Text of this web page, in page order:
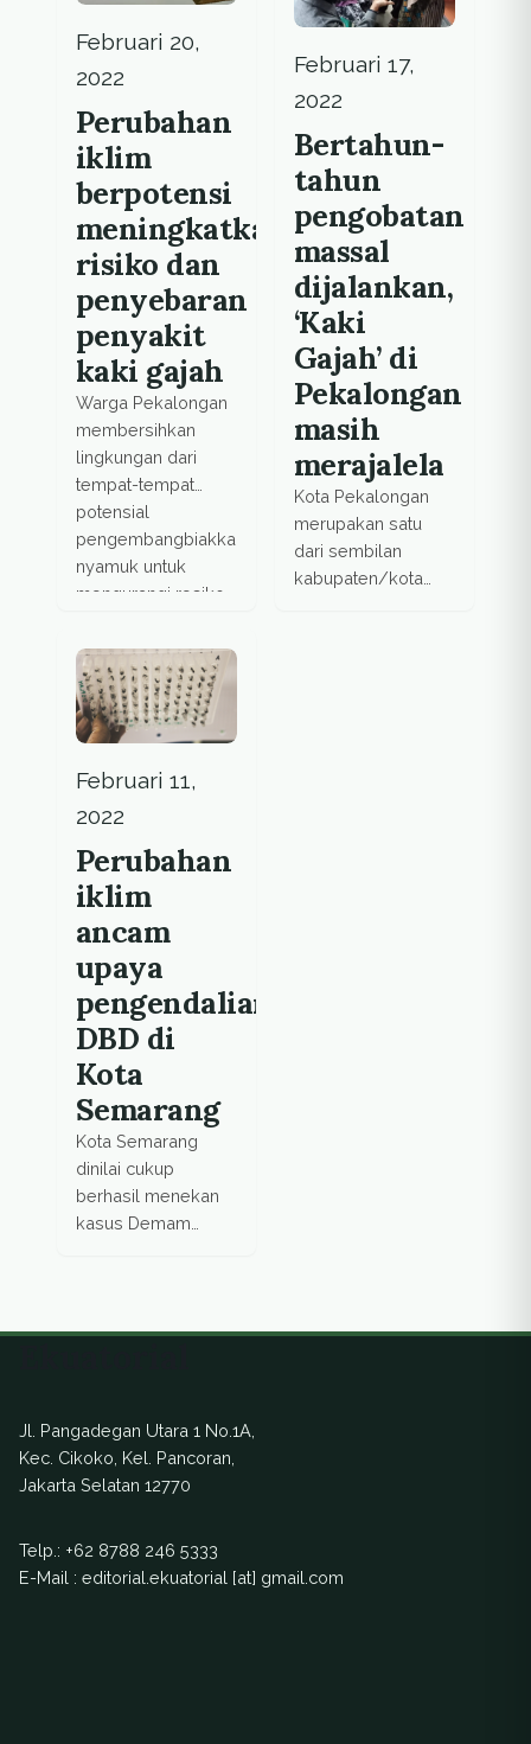
Februari 20,
2022
Perubahan
iklim
berpotensi
meningkatkan
risiko dan
penyebaran
penyakit
kaki gajah
Warga Pekalongan
membersihkan
lingkungan dari
tempat-tempat
potensial
pengembangbiakkan
nyamuk untuk
mengurangi resiko
filariasis.
Februari 17,
2022
Bertahun-
tahun
pengobatan
massal
dijalankan,
‘Kaki
Gajah’ di
Pekalongan
masih
merajalela
Kota Pekalongan
merupakan satu
dari sembilan
kabupaten/kota
Februari 11,
2022
Perubahan
iklim
ancam
upaya
pengendalian
DBD di
Kota
Semarang
Kota Semarang
dinilai cukup
berhasil menekan
kasus Demam
perubahan iklim
peningkatan kasus.
Jl. Pangadegan Utara 1 No.1A,
Kec. Cikoko, Kel. Pancoran,
Jakarta Selatan 12770
Telp.: +62 8788 246 5333
E-Mail : editorial.ekuatorial [at] gmail.com